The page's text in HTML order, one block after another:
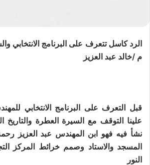
الرد كاسل تتعرف على البرنامج الانتخابي
م /خالد عبد العزيز
قبل التعرف على البرنامج الانتخابي
علينا التوقف مع السيرة العطرة والتاريخ
نشأ فيه فهو ابن المهندس عبد العزيز
المسجد والاستاد وصمم خرائط المركز
النور